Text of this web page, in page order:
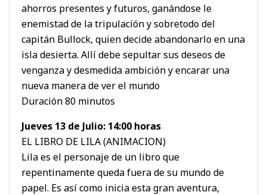
ahorros presentes y futuros, ganándose le
enemistad de la tripulación y sobretodo del
capitán Bullock, quien decide abandonarlo en una
isla desierta. Allí debe sepultar sus deseos de
venganza y desmedida ambición y encarar una
nueva manera de ver el mundo
Duración 80 minutos
Jueves 13 de Julio: 14:00 horas
EL LIBRO DE LILA (ANIMACION)
Lila es el personaje de un libro que
repentinamente queda fuera de su mundo de
papel. Es así como inicia esta gran aventura,